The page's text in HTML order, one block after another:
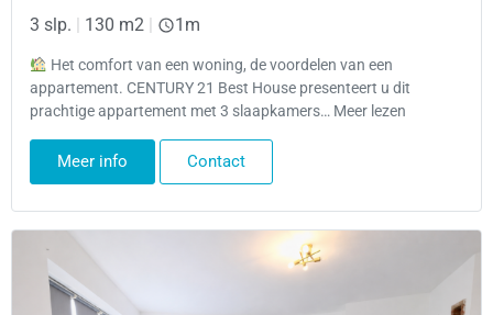
3 slp. | 130 m2 | 1m
Het comfort van een woning, de voordelen van een
appartement. CENTURY 21 Best House presenteert u dit
prachtige appartement met 3 slaapkamers… Meer lezen
Meer info Contact